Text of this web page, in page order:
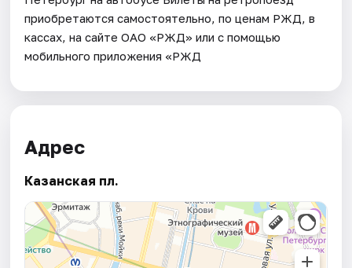
приобретаются самостоятельно, по ценам РЖД, в
кассах, на сайте ОАО «РЖД» или с помощью
мобильного приложения «РЖД
Адрес
Казанская пл.